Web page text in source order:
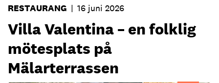
RESTAURANG | 16 juni 2026
Villa Valentina – en folklig
mötesplats på
Mälarterrassen